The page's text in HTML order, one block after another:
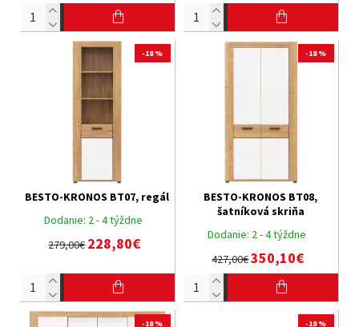
-18 %
Dodanie: 2 - 4 týždne
BESTO-KRONOS BT07, regál
279,00€228,80€
-18 %
Dodanie: 2 - 4 týždne
BESTO-KRONOS BT08,
šatníková skriňa
427,00€350,10€
-18 % -18 %